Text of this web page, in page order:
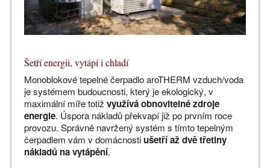
Šetří energii, vytápí i chladí
Monoblokové tepelné čerpadlo aroTHERM vzduch/voda
je systémem budoucnosti, který je ekologický, v
maximální míře totiž využívá obnovitelné zdroje
energie. Úspora nákladů překvapí již po prvním roce
provozu. Správně navržený systém s tímto tepelným
čerpadlem vám v domácnostiušetří až dvě třetiny
nákladů na vytápění.